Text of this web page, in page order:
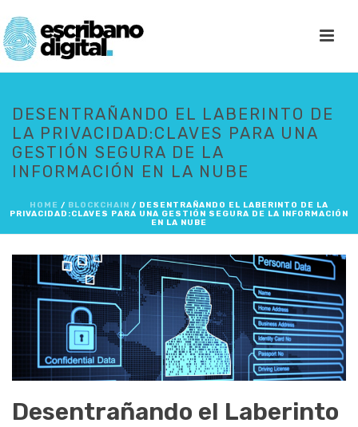
DESENTRAÑANDO EL LABERINTO DE
LA PRIVACIDAD:CLAVES PARA UNA
GESTIÓN SEGURA DE LA
INFORMACIÓN EN LA NUBE
HOME / BLOCKCHAIN / DESENTRAÑANDO EL LABERINTO DE LA
PRIVACIDAD:CLAVES PARA UNA GESTIÓN SEGURA DE LA INFORMACIÓN
EN LA NUBE
Desentrañando el Laberinto